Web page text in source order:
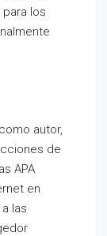
los
autor,
de
APA
en
las